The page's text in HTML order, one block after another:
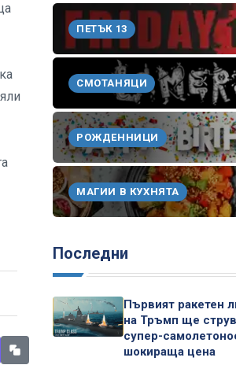
ПЕТЪК 13
СМОТАНЯЦИ
РОЖДЕННИЦИ
МАГИИ В КУХНЯТА
Последни
Първият ракетен
на Тръмп ще
супер-
шокираща цена